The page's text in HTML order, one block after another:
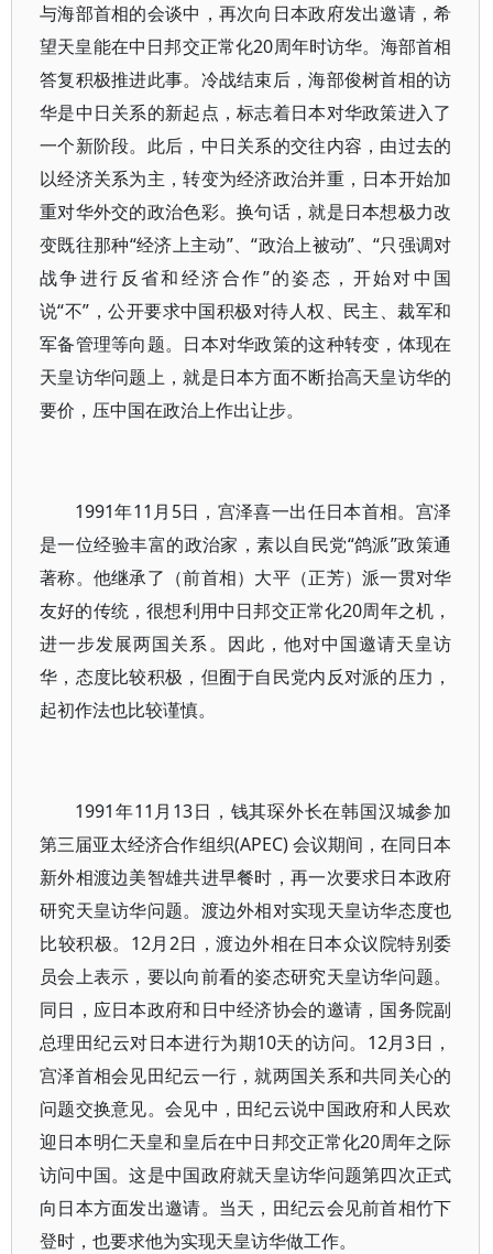
与海部首相的会谈中，再次向日本政府发出邀请，希
望天皇能在中日邦交正常化20周年时访华。海部首相
答复积极推进此事。冷战结束后，海部俊树首相的访
华是中日关系的新起点，标志着日本对华政策进入了
一个新阶段。此后，中日关系的交往内容，由过去的
以经济关系为主，转变为经济政治并重，日本开始加
重对华外交的政治色彩。换句话，就是日本想极力改
变既往那种“经济上主动”、“政治上被动”、“只强调对
战争进行反省和经济合作”的姿态，开始对中国
说“不”，公开要求中国积极对待人权、民主、裁军和
军备管理等向题。日本对华政策的这种转变，体现在
天皇访华问题上，就是日本方面不断抬高天皇访华的
要价，压中国在政治上作出让步。
1991年11月5日，宫泽喜一出任日本首相。宫泽
是一位经验丰富的政治家，素以自民党“鸽派”政策通
著称。他继承了（前首相）大平（正芳）派一贯对华
友好的传统，很想利用中日邦交正常化20周年之机，
进一步发展两国关系。因此，他对中国邀请天皇访
华，态度比较积极，但囿于自民党内反对派的压力，
起初作法也比较谨慎。
1991年11月13日，钱其琛外长在韩国汉城参加
第三届亚太经济合作组织(APEC) 会议期间，在同日本
新外相渡边美智雄共进早餐时，再一次要求日本政府
研究天皇访华问题。渡边外相对实现天皇访华态度也
比较积极。12月2日，渡边外相在日本众议院特别委
员会上表示，要以向前看的姿态研究天皇访华问题。
同日，应日本政府和日中经济协会的邀请，国务院副
总理田纪云对日本进行为期10天的访问。12月3日，
宫泽首相会见田纪云一行，就两国关系和共同关心的
问题交换意见。会见中，田纪云说中国政府和人民欢
迎日本明仁天皇和皇后在中日邦交正常化20周年之际
访问中国。这是中国政府就天皇访华问题第四次正式
向日本方面发出邀请。当天，田纪云会见前首相竹下
登时，也要求他为实现天皇访华做工作。